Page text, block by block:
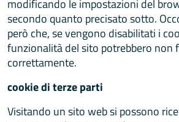
modificando le impostazioni del
secondo quanto precisato sotto.
però che, se vengono disabilitati i
funzionalità del sito potrebbero non
correttamente.
cookie di terze parti
Visitando un sito web si possono